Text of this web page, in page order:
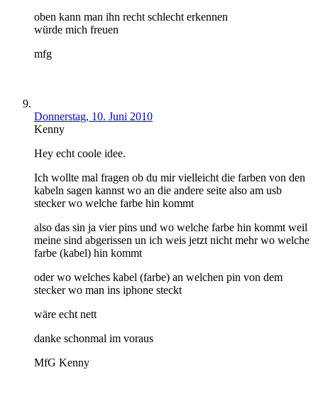
oben kann man ihn recht schlecht erkennen
würde mich freuen
mfg
Donnerstag, 10. Juni 2010
Kenny
Hey echt coole idee.
Ich wollte mal fragen ob du mir vielleicht die farben von den
kabeln sagen kannst wo an die andere seite also am usb
stecker wo welche farbe hin kommt
also das sin ja vier pins und wo welche farbe hin kommt weil
meine sind abgerissen un ich weis jetzt nicht mehr wo welche
farbe (kabel) hin kommt
oder wo welches kabel (farbe) an welchen pin von dem
stecker wo man ins iphone steckt
wäre echt nett
danke schonmal im voraus
MfG Kenny